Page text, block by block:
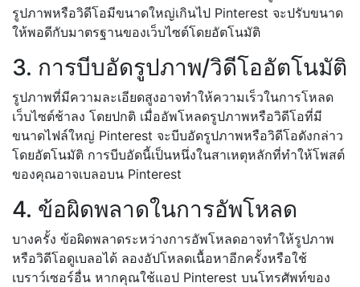
รูปภาพหรือวิดีโอมีขนาดใหญ่เกินไป Pinterest จะปรับขนาด
ให้พอดีกับมาตรฐานของเว็บไซต์โดยอัตโนมัติ
3. การบีบอัดรูปภาพ/วิดีโออัตโนมัติ
รูปภาพที่มีความละเอียดสูงอาจทำให้ความเร็วในการโหลด
เว็บไซต์ช้าลง โดยปกติ เมื่ออัพโหลดรูปภาพหรือวิดีโอที่มี
ขนาดไฟล์ใหญ่ Pinterest จะบีบอัดรูปภาพหรือวิดีโอดังกล่าว
โดยอัตโนมัติ การบีบอัดนี้เป็นหนึ่งในสาเหตุหลักที่ทำให้โพสต์
ของคุณอาจเบลอบน Pinterest
4. ข้อผิดพลาดในการอัพโหลด
บางครั้ง ข้อผิดพลาดระหว่างการอัพโหลดอาจทำให้รูปภาพ
หรือวิดีโอดูเบลอได้ ลองอัปโหลดเนื้อหาอีกครั้งหรือใช้
เบราว์เซอร์อื่น หากคุณใช้แอป Pinterest บนโทรศัพท์ของ